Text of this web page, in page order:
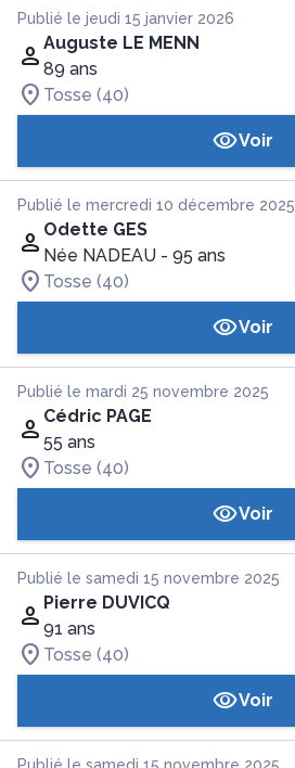
Publié le jeudi 15 janvier 2026
Auguste LE MENN
89 ans
Tosse (40)
Voir
Publié le mercredi 10 décembre 2025
Odette GES
Née NADEAU - 95 ans
Tosse (40)
Voir
Publié le mardi 25 novembre 2025
Cédric PAGE
55 ans
Tosse (40)
Voir
Publié le samedi 15 novembre 2025
Pierre DUVICQ
91 ans
Tosse (40)
Voir